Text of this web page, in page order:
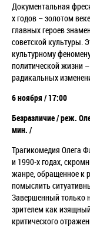
Документальная
х годов –золотом веке
главных героев
советской культуры.
культурному
политической жизни –
радикальных
6 ноября / 17:00
Безразличие /реж.
мин. /
Трагикомедия Олега
и 1990-х годах,
жанре, обращенное к
помыслить
Завершенный только
зрителем как
критического